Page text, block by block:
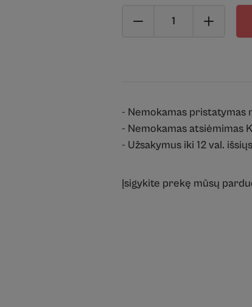
- Nemokamas pristatymas
- Nemokamas atsiėmimas
- Užsakymus iki 12 val.
Įsigykite prekę mūsų